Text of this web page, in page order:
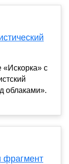
«Искорка» с
облаками».
фрагмент